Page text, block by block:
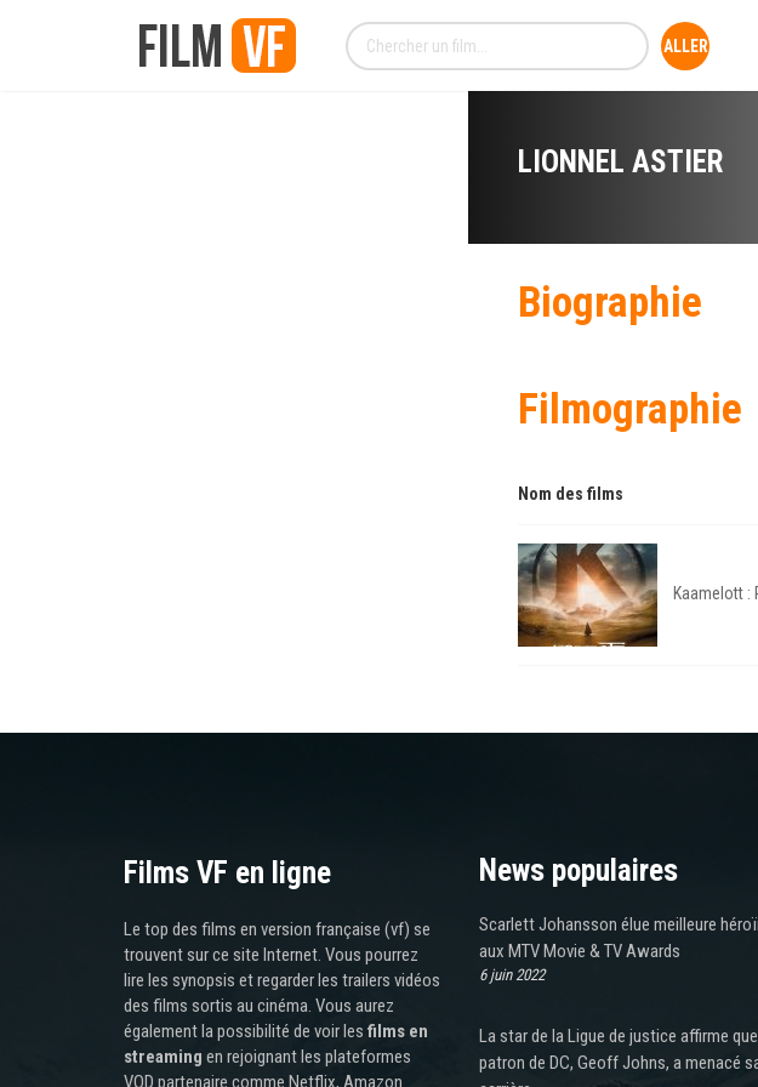
LIONNEL ASTIER
Biographie
Filmographie
Nom des films
Kaamelott :
Films VF en ligne
Le top des films en version française (vf) se
trouvent sur ce site Internet. Vous pourrez
lire les synopsis et regarder les trailers vidéos
des films sortis au cinéma. Vous aurez
également la possibilité de voir les films en
streaming en rejoignant les plateformes
VOD partenaire comme Netflix, Amazon
News populaires
Scarlett Johansson élue meilleure
aux MTV Movie & TV Awards
6 juin 2022
La star de la Ligue de justice affirme
patron de DC, Geoff Johns, a menacé